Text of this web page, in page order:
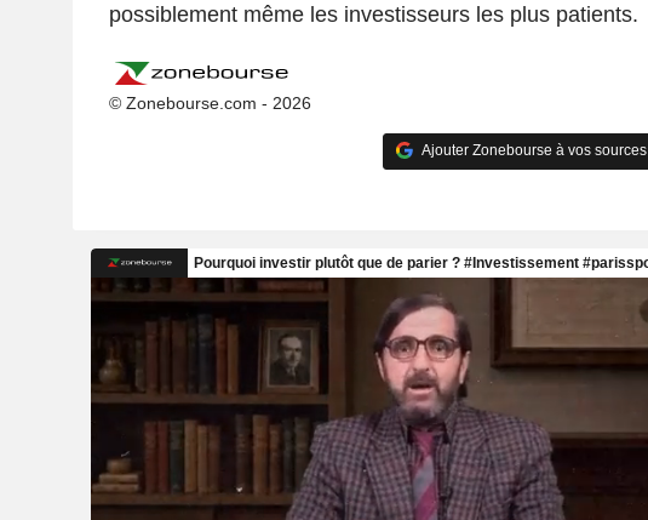
possiblement même les investisseurs les plus patients.
© Zonebourse.com - 2026
Ajouter Zonebourse à vos sources